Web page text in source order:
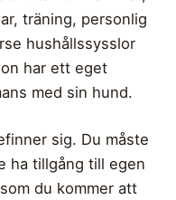
träning, personlig
hushållssysslor
har ett eget
med sin hund.
sig. Du måste
ha tillgång till egen
du kommer att